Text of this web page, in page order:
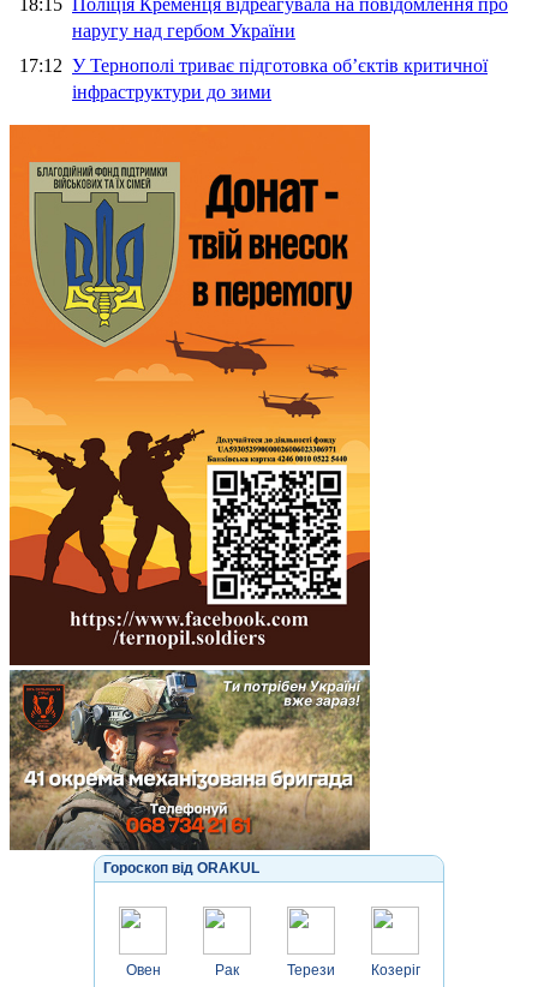
18:15 Поліція Кременця відреагувала на повідомлення про
наругу над гербом України
17:12 У Тернополі триває підготовка об’єктів критичної
інфраструктури до зими
Гороскоп від ORAKUL
Овен Рак Терези Козеріг